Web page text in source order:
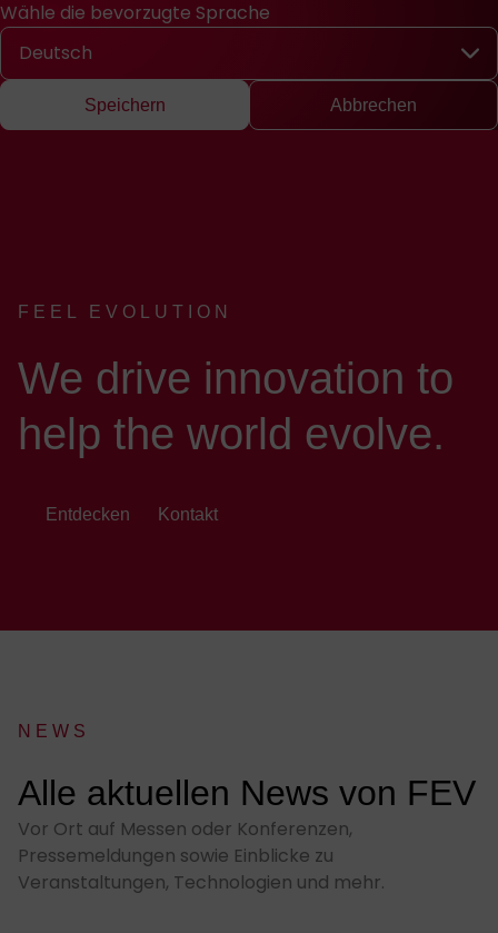
Wähle die bevorzugte Sprache
Wähle die bevorzugte Sprache
Speichern Abbrechen
Schnellzugriff
Suche EnglishChinese
FEEL EVOLUTION
:
We drive innovation to
help the world evolve.
Entdecken Kontakt
NEWS
:
Alle aktuellen News von FEV
Vor Ort auf Messen oder Konferenzen,
Pressemeldungen sowie Einblicke zu
Veranstaltungen, Technologien und mehr.